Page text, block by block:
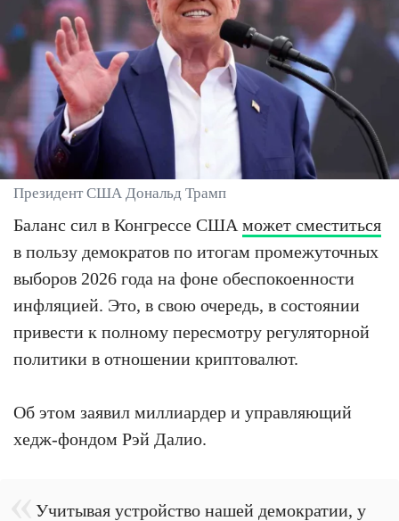
Президент США Дональд Трамп
Баланс сил в Конгрессе США может сместиться
в пользу демократов по итогам промежуточных
выборов 2026 года на фоне обеспокоенности
инфляцией. Это, в свою очередь, в состоянии
привести к полному пересмотру регуляторной
политики в отношении криптовалют.
Об этом заявил миллиардер и управляющий
хедж-фондом Рэй Далио.
Учитывая устройство нашей демократии, у